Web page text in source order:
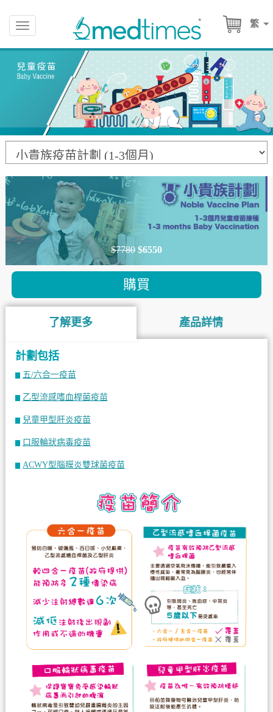
繁
Toggle
navigation
$7780 $6550
購買
了解更多 產品詳情
計劃包括
五/六合一疫苗
乙型流感嗜血桿菌疫苗
兒童甲型肝炎疫苗
口服輪狀病毒疫苗
ACWY型腦膜炎雙球菌疫苗